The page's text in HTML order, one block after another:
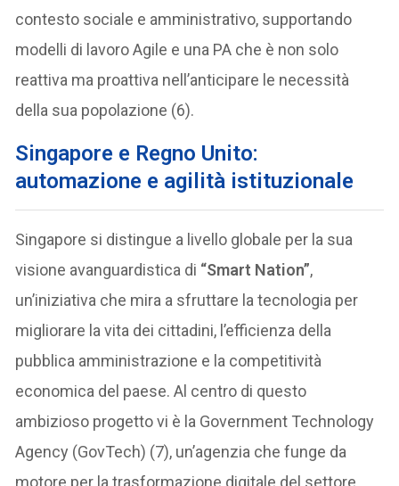
contesto sociale e amministrativo, supportando
modelli di lavoro Agile e una PA che è non solo
reattiva ma proattiva nell’anticipare le necessità
della sua popolazione (6).
Singapore e Regno Unito:
automazione e agilità istituzionale
Singapore si distingue a livello globale per la sua
visione avanguardistica di “Smart Nation”,
un’iniziativa che mira a sfruttare la tecnologia per
migliorare la vita dei cittadini, l’efficienza della
pubblica amministrazione e la competitività
economica del paese. Al centro di questo
ambizioso progetto vi è la Government Technology
Agency (GovTech) (7), un’agenzia che funge da